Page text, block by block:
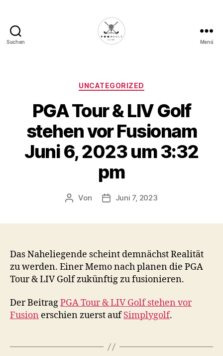
Suchen
Deine
Plattform
für
Golfbegeisterte!
Menü
Kategorien
UNCATEGORIZED
PGA Tour & LIV Golf
stehen vor Fusionam
Juni 6, 2023 um 3:32
pm
Beitragsautor
Von Veröffentlichungsdatum
Juni 7, 2023
Das Naheliegende scheint demnächst Realität
zu werden. Einer Memo nach planen die PGA
Tour & LIV Golf zukünftig zu fusionieren.
Der BeitragPGA Tour & LIV Golf stehen vor
Fusion erschien zuerst aufSimplygolf.